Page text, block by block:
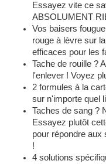
Essayez vite ce
ABSOLUMENT
Vos baisers
rouge à lèvre sur
efficaces pour les
Tache de rouille ?
l'enlever ! Voyez
2 formules à la
sur n'importe quel
Taches de sang ?
Essayez plutôt
pour répondre aux
!
4 solutions